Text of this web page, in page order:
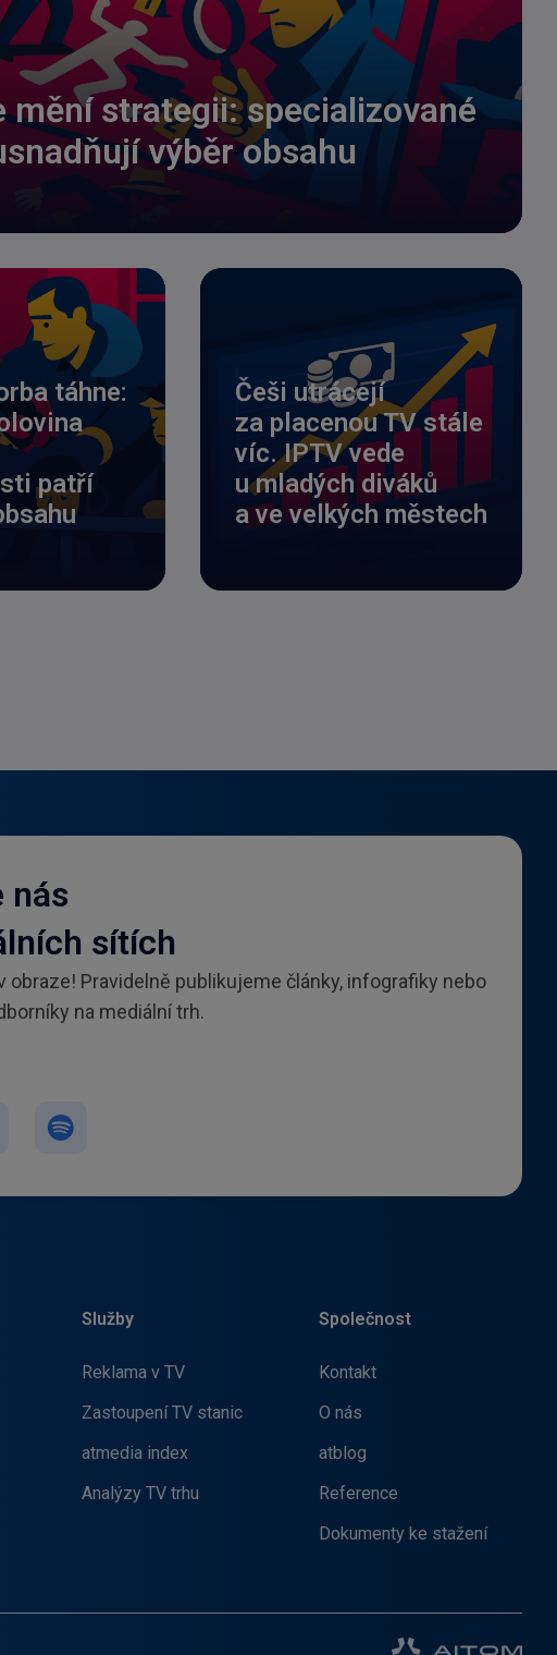
mění strategii: specializované
výběr obsahu
táhne:
patří
Češi utrácejí
za placenou TV stále
víc. IPTV vede
u mladých diváků
a ve velkých městech
nás
sítích
obraze! Pravidelně publikujeme články, infografiky nebo
na mediální trh.
Služby
Reklama v TV
Zastoupení TV stanic
atmedia index
Analýzy TV trhu
Společnost
Kontakt
O nás
atblog
Reference
Dokumenty ke stažení